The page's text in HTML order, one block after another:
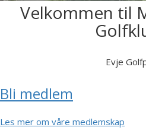
Velkommen til
Evje
Bli medlem
Les mer om våre medlemskap